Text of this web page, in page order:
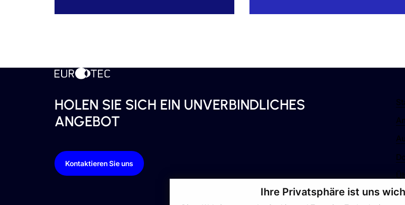
Ihre Privatsphäre ist uns
HOLEN SIE SICH EIN UNVERBINDLICHES
ANGEBOT
Kontaktieren Sie uns